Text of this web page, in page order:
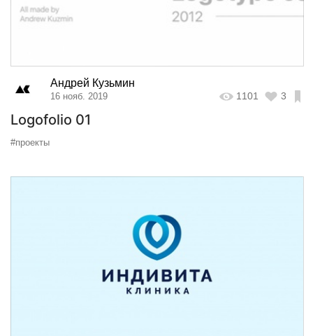
Андрей Кузьмин
16 нояб. 2019 1101 3
Logofolio 01
#проекты